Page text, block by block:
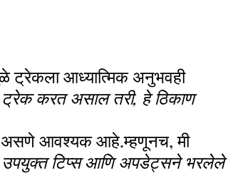
ट्रेकला आध्यात्मिक अनुभवही
ट्रेक करत असाल तरी, हे ठिकाण
असणे आवश्यक आहे.म्हणूनच, मी
टिप्स आणि अपडेट्सने भरलेले